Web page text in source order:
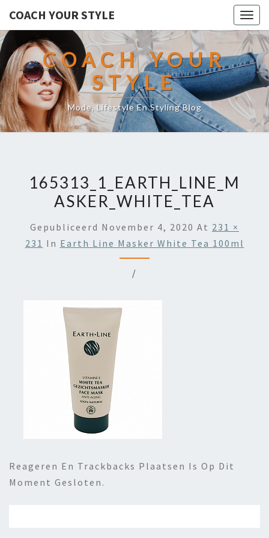
COACH YOUR STYLE
COACH YOUR
STYLE
Mode, Lifestyle En Styling Blog
165313_1_EARTH_LINE_M
ASKER_WHITE_TEA
Gepubliceerd November 4, 2020 At 231 ×
231 In Earth Line Masker White Tea 100ml
/
Reageren En Trackbacks Plaatsen Is Op Dit
Moment Gesloten.